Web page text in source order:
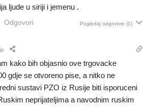
ljude u siriji i jemenu .
Odgovori Pogledaj odgovore (1)
kako bih objasnio ove trgovacke
gdje se otvoreno pise, a nitko ne
sustavi PZO iz Rusije biti isporuceni
neprijateljima a navodnim ruskim